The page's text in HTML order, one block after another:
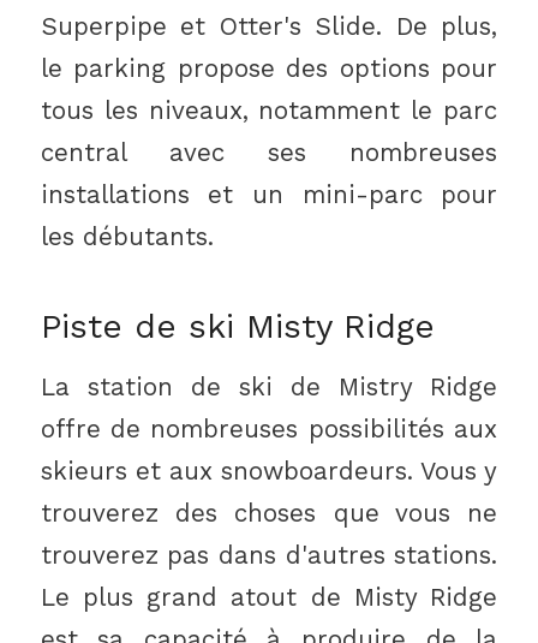
Superpipe et Otter's Slide. De plus,
le parking propose des options pour
tous les niveaux, notamment le parc
central avec ses nombreuses
installations et un mini-parc pour
les débutants.
Piste de ski Misty Ridge
La station de ski de Mistry Ridge
offre de nombreuses possibilités aux
skieurs et aux snowboardeurs. Vous y
trouverez des choses que vous ne
trouverez pas dans d'autres stations.
Le plus grand atout de Misty Ridge